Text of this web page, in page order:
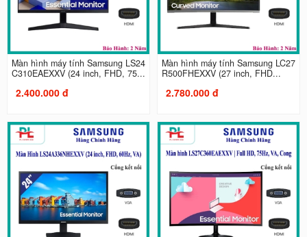
Màn hình máy tính Samsung LS24
C310EAEXXV (24 inch, FHD, 75...
2.400.000 đ
Màn hình máy tính Samsung LC27
R500FHEXXV (27 inch, FHD...
2.780.000 đ